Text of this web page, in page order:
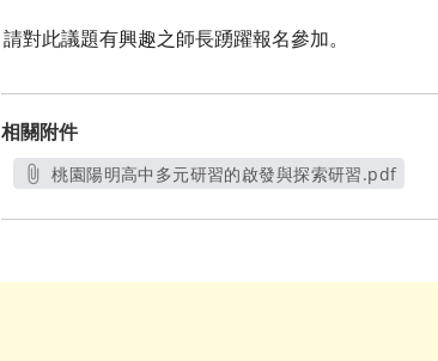
請對此議題有興趣之師長踴躍報名參加。
相關附件
桃園陽明高中多元研習的啟發與探索研習.pdf